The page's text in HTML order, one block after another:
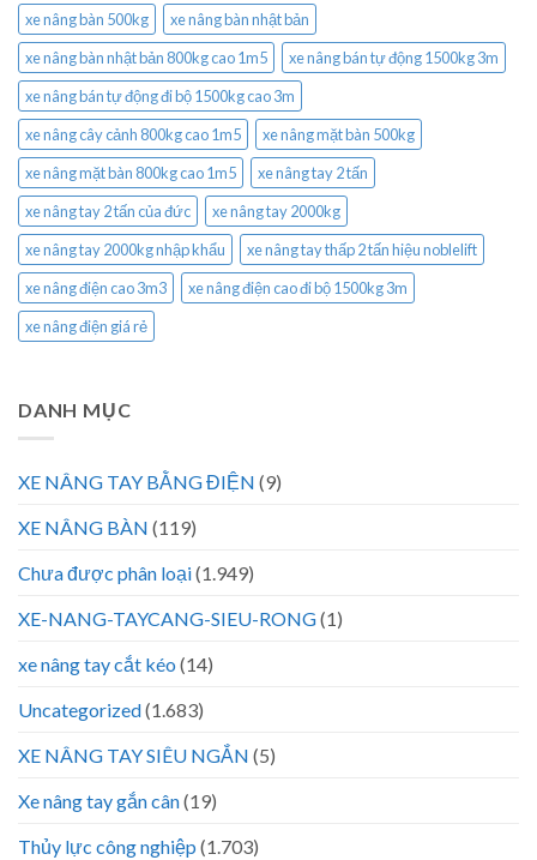
xe nâng bàn 500kg
xe nâng bàn nhật bản
xe nâng bàn nhật bản 800kg cao 1m5
xe nâng bán tự động 1500kg 3m
xe nâng bán tự động đi bộ 1500kg cao 3m
xe nâng cây cảnh 800kg cao 1m5
xe nâng mặt bàn 500kg
xe nâng mặt bàn 800kg cao 1m5
xe nâng tay 2 tấn
xe nâng tay 2 tấn của đức
xe nâng tay 2000kg
xe nâng tay 2000kg nhập khẩu
xe nâng tay thấp 2 tấn hiệu noblelift
xe nâng điện cao 3m3
xe nâng điện cao đi bộ 1500kg 3m
xe nâng điện giá rẻ
DANH MỤC
XE NÂNG TAY BẰNG ĐIỆN (9)
XE NÂNG BÀN (119)
Chưa được phân loại(1.949)
XE-NANG-TAYCANG-SIEU-RONG(1)
xe nâng tay cắt kéo (14)
Uncategorized(1.683)
XE NÂNG TAY SIÊU NGẮN (5)
Xe nâng tay gắn cân(19)
Thủy lực công nghiệp (1.703)